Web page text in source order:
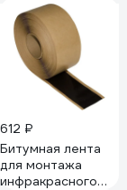
612 ₽
Битумная лента
для монтажа
инфракрасного